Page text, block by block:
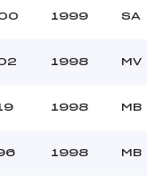
1999 SA
1998 MV
1998 MB
1998 MB